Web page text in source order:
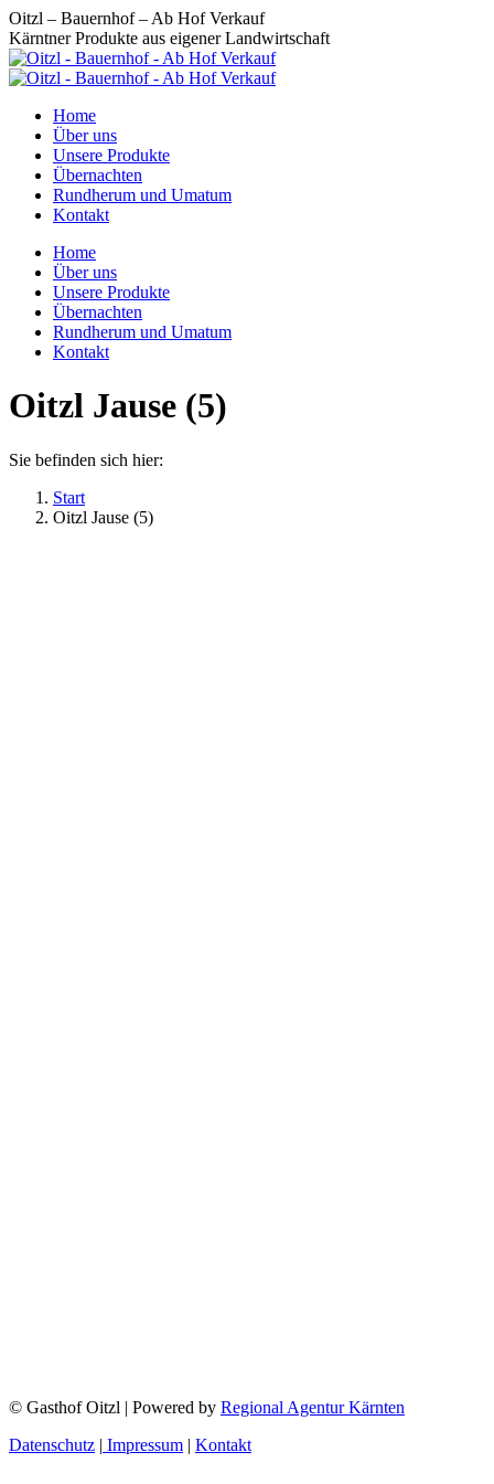
Zum
Inhalt
springen
Oitzl – Bauernhof – Ab Hof Verkauf
Kärntner Produkte aus eigener Landwirtschaft
Home
Über uns
Unsere Produkte
Übernachten
Rundherum und Umatum
Kontakt
Home
Über uns
Unsere Produkte
Übernachten
Rundherum und Umatum
Kontakt
Oitzl Jause (5)
Sie befinden sich hier:
Start
Oitzl Jause (5)
© Gasthof Oitzl | Powered by Regional Agentur Kärnten
Datenschutz | Impressum | Kontakt